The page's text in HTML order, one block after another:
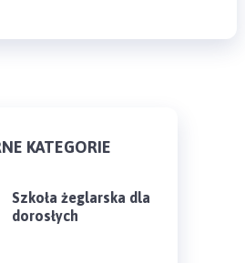
KATEGORIE
Szkoła żeglarska dla
dorosłych